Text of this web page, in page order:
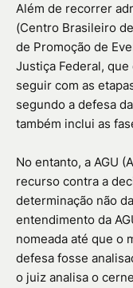
Além de recorrer
(Centro Brasileiro
de Promoção de
Justiça Federal,
seguir com as
segundo a defesa
também inclui as
No entanto, a AGU
recurso contra a
determinação não
entendimento da
nomeada até que o
defesa fosse
o juiz analisa o